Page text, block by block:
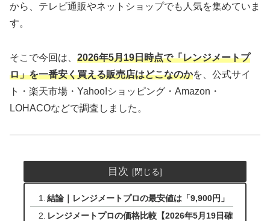
から、テレビ通販やネットショップでも人気を集めていま
す。
そこで今回は、 2026年5月19日時点で「レンジメートプ
ロ」を一番安く買える販売店はどこなのかを、公式サイ
ト・楽天市場・Yahoo!ショッピング・Amazon・
LOHACOなどで調査しました。
目次
結論｜レンジメートプロの最安値は「9,900円」
レンジメートプロの価格比較【2026年5月19日確